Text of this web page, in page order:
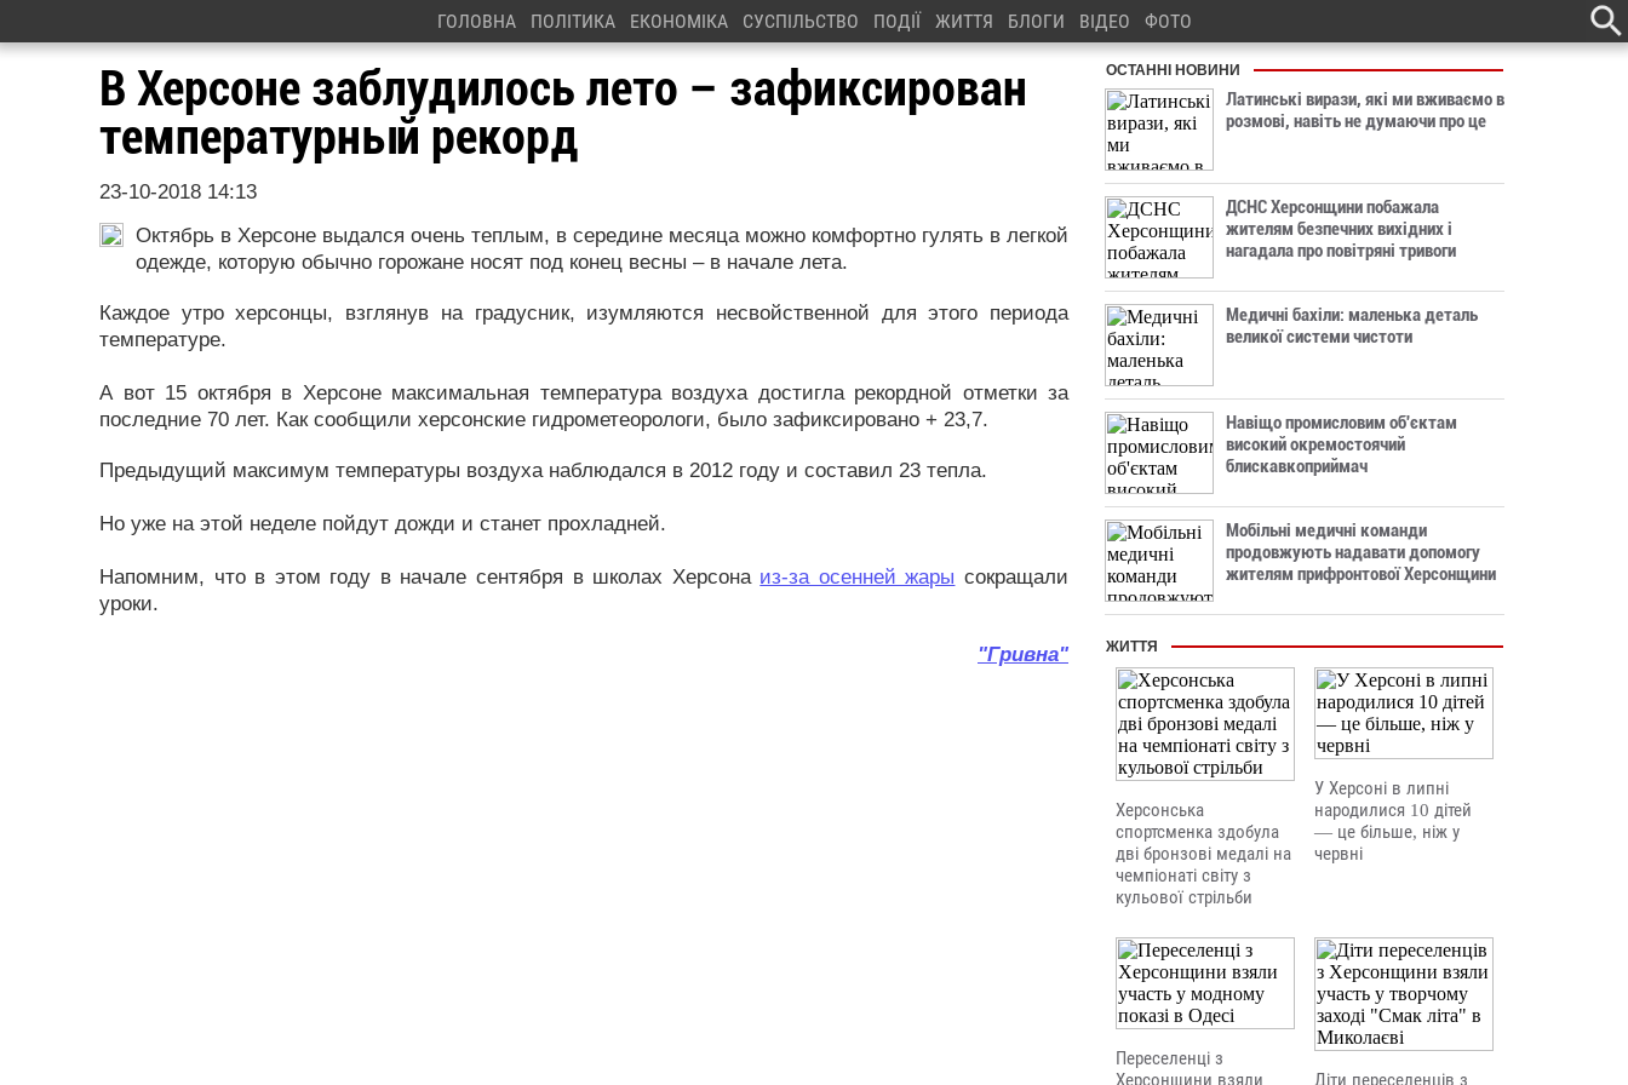
ГОЛОВНА ПОЛІТИКА ЕКОНОМІКА СУСПІЛЬСТВО ПОДІЇ ЖИТТЯ БЛОГИ ВІДЕО ФОТО
В Херсоне заблудилось лето – зафиксирован
температурный рекорд
23-10-2018 14:13
Октябрь в Херсоне выдался очень теплым, в середине месяца можно комфортно гулять в легкой
одежде, которую обычно горожане носят под конец весны – в начале лета.
Каждое утро херсонцы, взглянув на градусник, изумляются несвойственной для этого периода
температуре.
А вот 15 октября в Херсоне максимальная температура воздуха достигла рекордной отметки за
последние 70 лет. Как сообщили херсонские гидрометеорологи, было зафиксировано + 23,7.
Предыдущий максимум температуры воздуха наблюдался в 2012 году и составил 23 тепла.
Но уже на этой неделе пойдут дожди и станет прохладней.
Напомним, что в этом году в начале сентября в школах Херсона из-за осенней жары сокращали
уроки.
"Гривна"
ОСТАННІ НОВИНИ
Латинські вирази, які ми вживаємо в
розмові, навіть не думаючи про це
ДСНС Херсонщини побажала
жителям безпечних вихідних і
нагадала про повітряні тривоги
Медичні бахіли: маленька деталь
великої системи чистоти
Навіщо промисловим об'єктам
високий окремостоячий
блискавкоприймач
Мобільні медичні команди
продовжують надавати допомогу
жителям прифронтової Херсонщини
ЖИТТЯ
Херсонська
спортсменка здобула
дві бронзові медалі на
чемпіонаті світу з
кульової стрільби
У Херсоні в липні
народилися 10 дітей
— це більше, ніж у
червні
Переселенці з
Херсонщини взяли
Діти переселенців з